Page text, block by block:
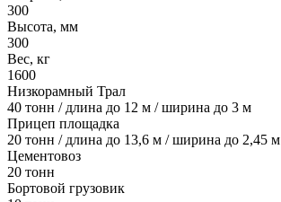
300
Высота, мм
300
Вес, кг
1600
Низкорамный Трал
40 тонн / длина до 12 м / ширина до 3 м
Прицеп площадка
20 тонн / длина до 13,6 м / ширина до 2,45 м
Цементовоз
20 тонн
Бортовой грузовик